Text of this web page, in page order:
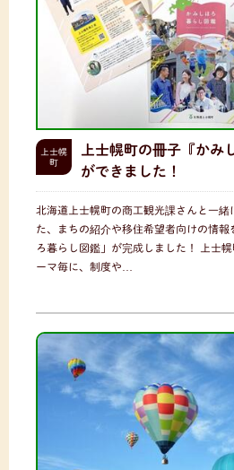
上士幌
町
上士幌町の冊子『かみ
ができました！
北海道上士幌町の商工観光課さんと一緒
た、まちの紹介や移住希望者向けの情報
ろ暮らし図鑑」が完成しました！ 上士
ーマ毎に、制度や…